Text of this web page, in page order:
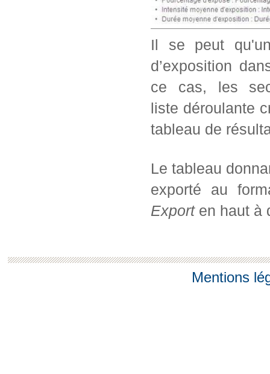
Il se peut
d’exposition
ce cas, les
liste déroulante
tableau de
Le tableau
exporté au
Exporten haut à
Mentions